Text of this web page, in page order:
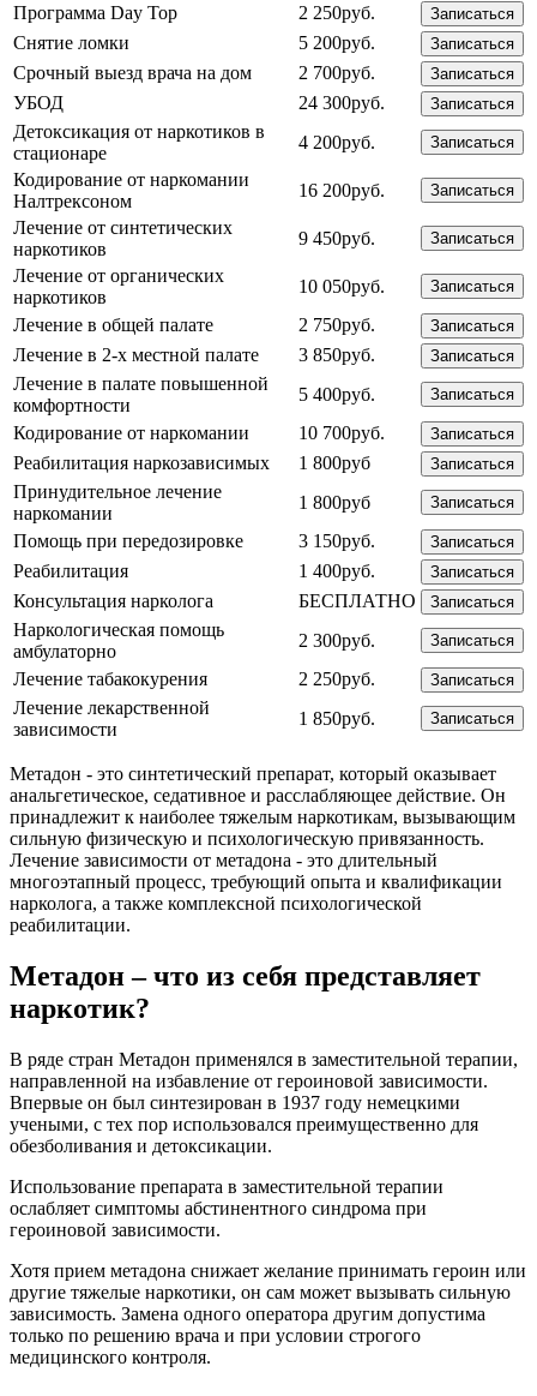
Программа Day Top 2 250руб. Записаться
Снятие ломки 5 200руб. Записаться
Срочный выезд врача на дом 2 700руб. Записаться
УБОД 24 300руб. Записаться
Детоксикация от наркотиков в
стационаре
4 200руб. Записаться
Кодирование от наркомании
Налтрексоном
16 200руб. Записаться
Лечение от синтетических
наркотиков
9 450руб. Записаться
Лечение от органических
наркотиков
10 050руб. Записаться
Лечение в общей палате 2 750руб. Записаться
Лечение в 2-х местной палате 3 850руб. Записаться
Лечение в палате повышенной
комфортности
5 400руб. Записаться
Кодирование от наркомании 10 700руб. Записаться
Реабилитация наркозависимых 1 800руб Записаться
Принудительное лечение
наркомании
1 800руб Записаться
Помощь при передозировке 3 150руб. Записаться
Реабилитация 1 400руб. Записаться
Консультация нарколога БЕСПЛАТНО Записаться
Наркологическая помощь
амбулаторно
2 300руб. Записаться
Лечение табакокурения 2 250руб. Записаться
Лечение лекарственной
зависимости
1 850руб. Записаться
Метадон - это синтетический препарат, который оказывает
анальгетическое, седативное и расслабляющее действие. Он
принадлежит к наиболее тяжелым наркотикам, вызывающим
сильную физическую и психологическую привязанность.
Лечение зависимости от метадона - это длительный
многоэтапный процесс, требующий опыта и квалификации
нарколога, а также комплексной психологической
реабилитации.
Метадон – что из себя представляет
наркотик?
В ряде стран Метадон применялся в заместительной терапии,
направленной на избавление от героиновой зависимости.
Впервые он был синтезирован в 1937 году немецкими
учеными, с тех пор использовался преимущественно для
обезболивания и детоксикации.
Использование препарата в заместительной терапии
ослабляет симптомы абстинентного синдрома при
героиновой зависимости.
Хотя прием метадона снижает желание принимать героин или
другие тяжелые наркотики, он сам может вызывать сильную
зависимость. Замена одного оператора другим допустима
только по решению врача и при условии строгого
медицинского контроля.